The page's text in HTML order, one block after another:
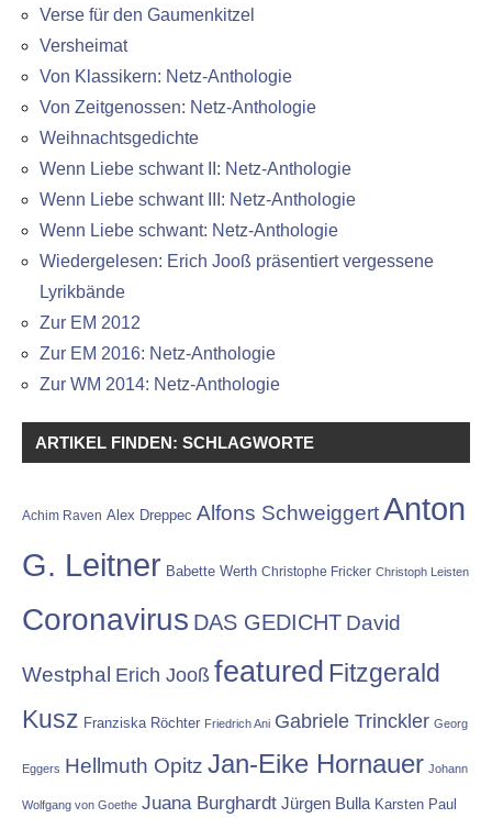
Verse für den Gaumenkitzel
Versheimat
Von Klassikern: Netz-Anthologie
Von Zeitgenossen: Netz-Anthologie
Weihnachtsgedichte
Wenn Liebe schwant II: Netz-Anthologie
Wenn Liebe schwant III: Netz-Anthologie
Wenn Liebe schwant: Netz-Anthologie
Wiedergelesen: Erich Jooß präsentiert vergessene
Lyrikbände
Zur EM 2012
Zur EM 2016: Netz-Anthologie
Zur WM 2014: Netz-Anthologie
ARTIKEL FINDEN: SCHLAGWORTE
Achim Raven Alex Dreppec Alfons SchweiggertAnton
G. Leitner Babette Werth Christophe Fricker Christoph Leisten
Coronavirus DAS GEDICHT David
Westphal Erich Jooß featured Fitzgerald
Kusz Franziska Röchter Friedrich Ani Gabriele Trinckler Georg
Eggers Hellmuth Opitz Jan-Eike Hornauer Johann
Wolfgang von Goethe Juana Burghardt Jürgen Bulla Karsten Paul